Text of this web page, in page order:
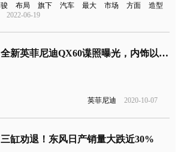
骏
布局 旗下 汽车 最大 市场 方面
造型
2022-06-19
全新英菲尼迪QX60谍照曝光，内饰以触摸按键为主
英菲尼迪 2020-10-07
三缸劝退！东风日产销量大跌近30%